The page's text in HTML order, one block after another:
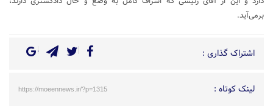
برمی‌آید.
اشتراک گذاری :
لینک کوتاه : https://moeennews.ir/?p=1315